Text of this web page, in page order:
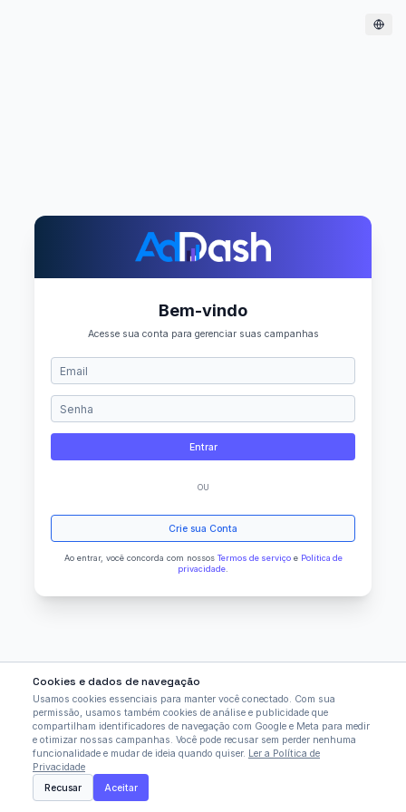
Bem-vindo
Acesse sua conta para gerenciar suas campanhas
Entrar
OU
Crie sua Conta
Ao entrar, você concorda com nossos Termos de serviço e Política de
privacidade
Cookies e dados de navegação
Usamos cookies essenciais para manter você conectado. Com sua
permissão, usamos também cookies de análise e publicidade que
compartilham identificadores de navegação com Google e Meta para medir
e otimizar nossas campanhas. Você pode recusar sem perder nenhuma
funcionalidade e mudar de ideia quando quiser. Ler a Política de
Privacidade
Recusar
Aceitar